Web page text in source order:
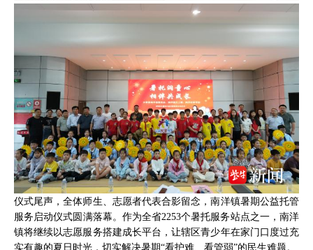
仪式尾声，全体师生、志愿者代表合影留念，南洋镇暑期公益托管
服务启动仪式圆满落幕。作为全省2253个暑托服务站点之一，南洋
镇将继续以志愿服务搭建成长平台，让辖区青少年在家门口度过充
实有趣的夏日时光，切实解决暑期“看护难、看管弱”的民生难题。